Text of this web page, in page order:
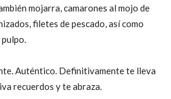
mojarra, camarones al mojo de
filetes de pescado, así como
Auténtico. Definitivamente te lleva
recuerdos y te abraza.